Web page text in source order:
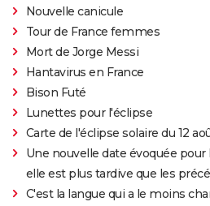
Nouvelle canicule
Tour de France femmes
Mort de Jorge Messi
Hantavirus en France
Bison Futé
Lunettes pour l'éclipse
Carte de l'éclipse solaire du 12
Une nouvelle date évoquée pour
elle est plus tardive que les
C'est la langue qui a le moins